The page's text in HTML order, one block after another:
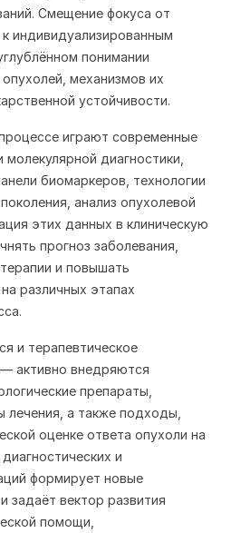
Смещение фокуса от
индивидуализированным
понимании
механизмов их
устойчивости.
играют современные
диагностики,
биомаркеров, технологии
анализ опухолевой
этих данных в клиническую
прогноз заболевания,
и повышать
различных этапах
и терапевтическое
активно внедряются
препараты,
а также подходы,
оценке ответа опухоли на
и
формирует новые
задаёт вектор развития
помощи,